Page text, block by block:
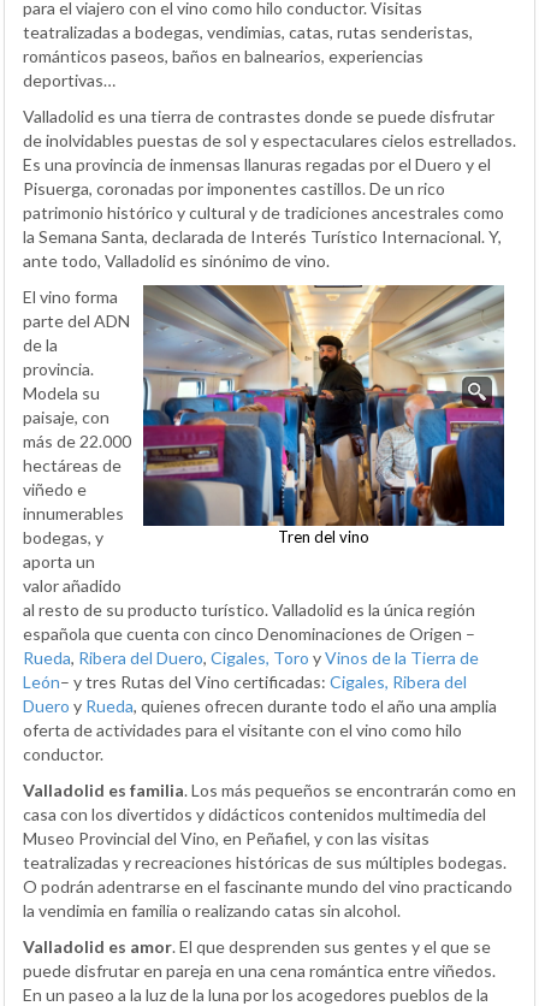
para el viajero con el vino como hilo conductor. Visitas
teatralizadas a bodegas, vendimias, catas, rutas senderistas,
románticos paseos, baños en balnearios, experiencias
deportivas…
Valladolid es una tierra de contrastes donde se puede disfrutar
de inolvidables puestas de sol y espectaculares cielos estrellados.
Es una provincia de inmensas llanuras regadas por el Duero y el
Pisuerga, coronadas por imponentes castillos. De un rico
patrimonio histórico y cultural y de tradiciones ancestrales como
la Semana Santa, declarada de Interés Turístico Internacional. Y,
ante todo, Valladolid es sinónimo de vino.
Tren del vino
El vino forma
parte del ADN
de la
provincia.
Modela su
paisaje, con
más de 22.000
hectáreas de
viñedo e
innumerables
bodegas, y
aporta un
valor añadido
al resto de su producto turístico. Valladolid es la única región
española que cuenta con cinco Denominaciones de Origen –
Rueda, Ribera del Duero, Cigales, Toro yVinos de la Tierra de
León– y tres Rutas del Vino certificadas: Cigales, Ribera del
Duero y Rueda, quienes ofrecen durante todo el año una amplia
oferta de actividades para el visitante con el vino como hilo
conductor.
Valladolid es familia. Los más pequeños se encontrarán como en
casa con los divertidos y didácticos contenidos multimedia del
Museo Provincial del Vino, en Peñafiel, y con las visitas
teatralizadas y recreaciones históricas de sus múltiples bodegas.
O podrán adentrarse en el fascinante mundo del vino practicando
la vendimia en familia o realizando catas sin alcohol.
Valladolid es amor. El que desprenden sus gentes y el que se
puede disfrutar en pareja en una cena romántica entre viñedos.
En un paseo a la luz de la luna por los acogedores pueblos de la